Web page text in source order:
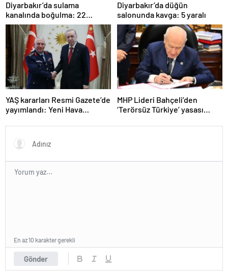
Diyarbakır’da sulama
kanalında boğulma: 22
yaşındaki genç hayatını
kaybetti
Diyarbakır’da düğün
salonunda kavga: 5 yaralı
YAŞ kararları Resmi Gazete’de
yayımlandı: Yeni Hava
Orgeneral Rafet Dalkıran
MHP Lideri Bahçeli’den
‘Terörsüz Türkiye’ yasası
Gönder
En az 10 karakter gerekli